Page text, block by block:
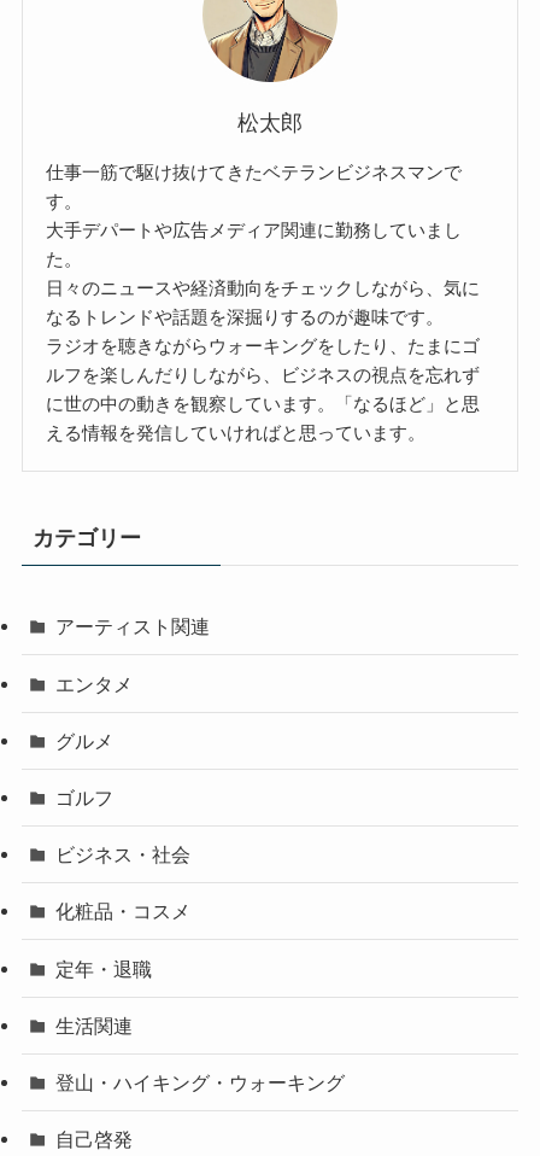
松太郎
仕事一筋で駆け抜けてきたベテランビジネスマンで
す。
大手デパートや広告メディア関連に勤務していまし
た。
日々のニュースや経済動向をチェックしながら、気に
なるトレンドや話題を深掘りするのが趣味です。
ラジオを聴きながらウォーキングをしたり、たまにゴ
ルフを楽しんだりしながら、ビジネスの視点を忘れず
に世の中の動きを観察しています。「なるほど」と思
える情報を発信していければと思っています。
カテゴリー
アーティスト関連
エンタメ
グルメ
ゴルフ
ビジネス・社会
化粧品・コスメ
定年・退職
生活関連
登山・ハイキング・ウォーキング
自己啓発